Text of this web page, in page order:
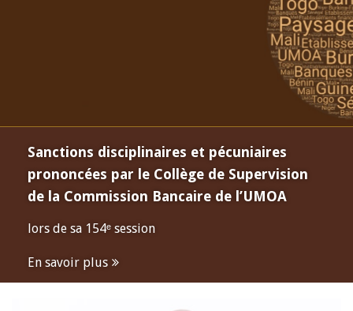
Sanctions disciplinaires et pécuniaires
prononcées par le Collège de Supervision
de la Commission Bancaire de l’UMOA
lors de sa 154ᵉ session
En savoir plus